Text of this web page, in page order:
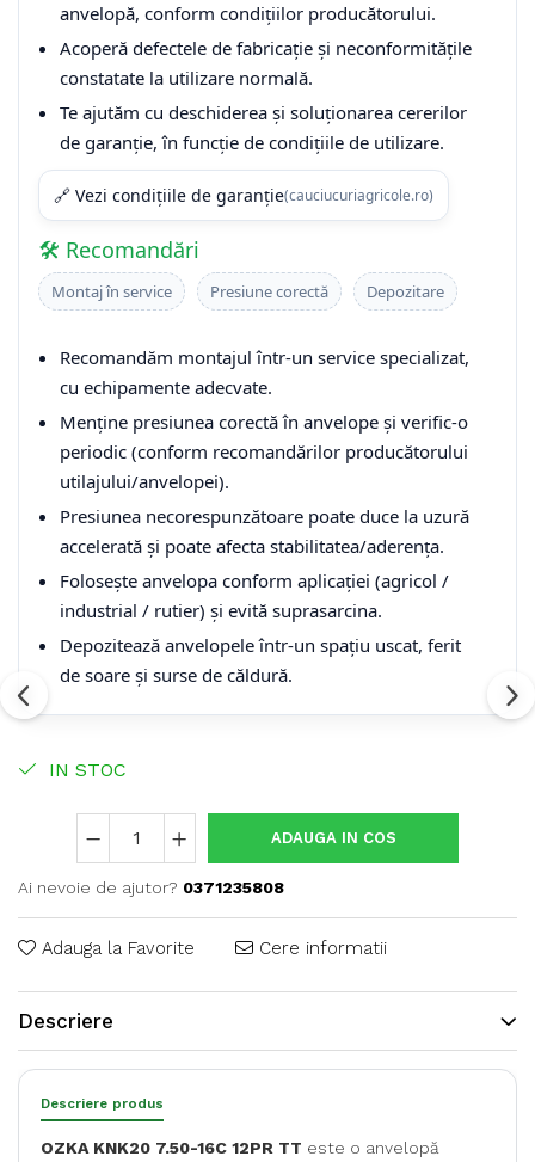
anvelopă, conform condițiilor producătorului.
Acoperă defectele de fabricație și neconformitățile
constatate la utilizare normală.
Te ajutăm cu deschiderea și soluționarea cererilor
de garanție, în funcție de condițiile de utilizare.
🔗 Vezi condițiile de garanție(cauciucuriagricole.ro)
🛠️ Recomandări
Montaj în service Presiune corectă Depozitare
Recomandăm montajul într-un service specializat,
cu echipamente adecvate.
Menține presiunea corectă în anvelope și verific-o
periodic (conform recomandărilor producătorului
utilajului/anvelopei).
Presiunea necorespunzătoare poate duce la uzură
accelerată și poate afecta stabilitatea/aderența.
Folosește anvelopa conform aplicației (agricol /
industrial / rutier) și evită suprasarcina.
Depozitează anvelopele într-un spațiu uscat, ferit
de soare și surse de căldură.
IN STOC
ADAUGA IN COS
Ai nevoie de ajutor? 0371235808
Adauga la Favorite Cere informatii
Descriere
Descriere produs
OZKA KNK20 7.50-16C 12PR TT este o anvelopă